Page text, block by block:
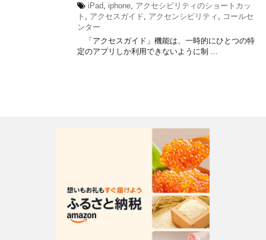
iPad
iphone アクセシビリティのショートカッ
ト
アクセスガイド アクセンシビリティ
コールセ
ンター
「アクセスガイド」機能は、一時的にひとつの特
定のアプリしか利用できないように制 ...